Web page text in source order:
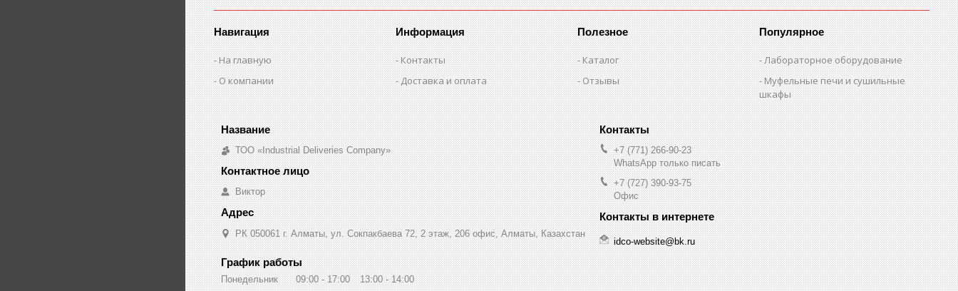
Навигация
На главную
О компании
Информация
Контакты
Доставка и оплата
Полезное
Каталог
Отзывы
Популярное
Лабораторное оборудование
Муфельные печи и сушильные
шкафы
ТОО «Industrial Deliveries Company»
Виктор
РК 050061 г. Алматы, ул. Сокпакбаева 72, 2 этаж, 206 офис, Алматы, Казахстан
+7 (771) 266-90-23
WhatsApp только писать
+7 (727) 390-93-75
Офис
idco-website@bk.ru
График работы
Понедельник 09:00 17:00 13:00 14:00